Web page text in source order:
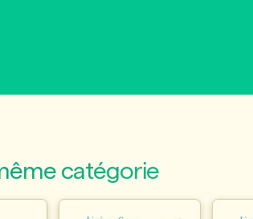
catégorie